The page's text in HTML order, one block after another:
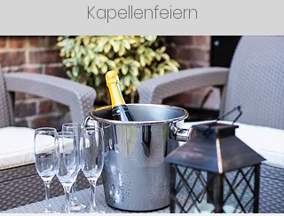
Kapellenfeiern